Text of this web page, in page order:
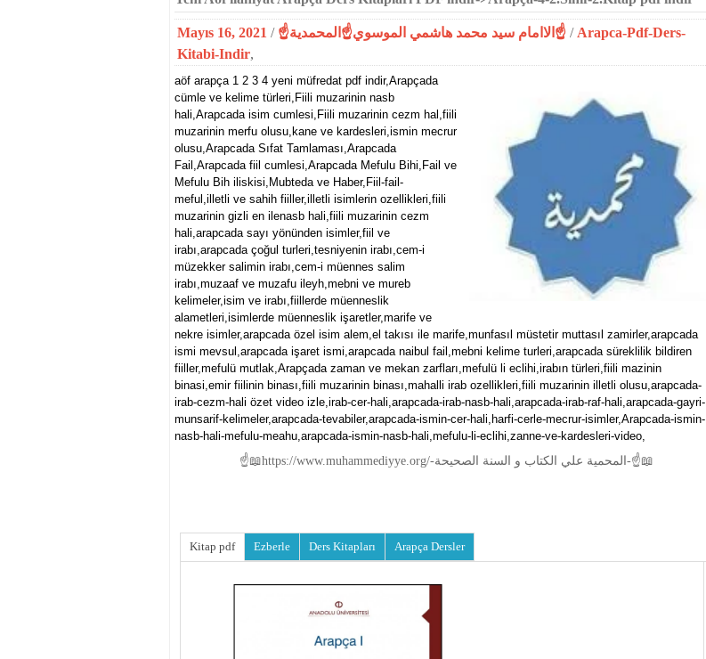
Mayıs 16, 2021 / ☝الاامام سيد محمد هاشمي الموسوي☝المحمدية☝ / Arapca-Pdf-Ders-
Kitabi-Indir,
aöf arapça 1 2 3 4 yeni müfredat pdf indir,Arapçada
cümle ve kelime türleri,Fiili muzarinin nasb
hali,Arapcada isim cumlesi,Fiili muzarinin cezm hal,fiili
muzarinin merfu olusu,kane ve kardesleri,ismin mecrur
olusu,Arapcada Sıfat Tamlaması,Arapcada
Fail,Arapcada fiil cumlesi,Arapcada Mefulu Bihi,Fail ve
Mefulu Bih iliskisi,Mubteda ve Haber,Fiil-fail-
meful,illetli ve sahih fiiller,illetli isimlerin ozellikleri,fiili
muzarinin gizli en ilenasb hali,fiili muzarinin cezm
hali,arapcada sayı yönünden isimler,fiil ve
irabı,arapcada çoğul turleri,tesniyenin irabı,cem-i
müzekker salimin irabı,cem-i müennes salim
irabı,muzaaf ve muzafu ileyh,mebni ve mureb
kelimeler,isim ve irabı,fiillerde müenneslik
alametleri,isimlerde müenneslik işaretler,marife ve
nekre isimler,arapcada özel isim alem,el takısı ile marife,munfasıl müstetir muttasıl zamirler,arapcada
ismi mevsul,arapcada işaret ismi,arapcada naibul fail,mebni kelime turleri,arapcada süreklilik bildiren
fiiller,mefulü mutlak,Arapçada zaman ve mekan zarfları,mefulü li eclihi,irabın türleri,fiili mazinin
binasi,emir fiilinin binası,fiili muzarinin binası,mahalli irab ozellikleri,fiili muzarinin illetli olusu,arapcada-
irab-cezm-hali özet video izle,irab-cer-hali,arapcada-irab-nasb-hali,arapcada-irab-raf-hali,arapcada-gayri-
munsarif-kelimeler,arapcada-tevabiler,arapcada-ismin-cer-hali,harfi-cerle-mecrur-isimler,Arapcada-ismin-
nasb-hali-mefulu-meahu,arapcada-ismin-nasb-hali,mefulu-li-eclihi,zanne-ve-kardesleri-video,
☝📖https://www.muhammediyye.org/-المحمية علي الكتاب و السنة الصحيحة-☝📖
Kitap pdf Ezberle Ders Kitapları Arapça Dersler